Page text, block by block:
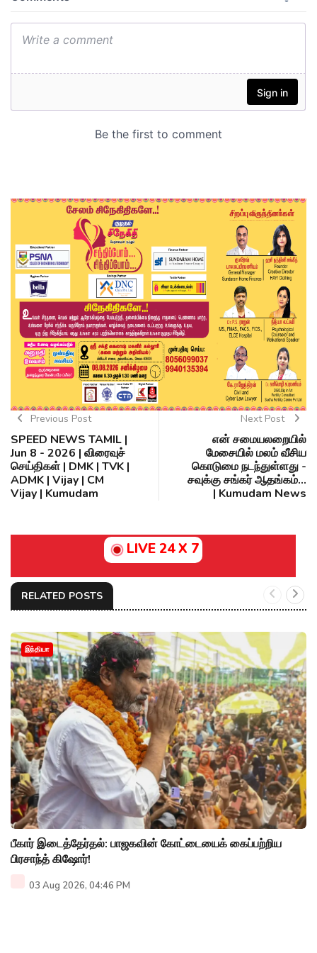
Previous Post
SPEED NEWS TAMIL |
Jun 8 - 2026 | விரைவுச்
செய்திகள் | DMK | TVK |
ADMK | Vijay | CM
Vijay | Kumudam
Next Post
என் சமையலறையில்
மேசையில் மலம் வீசிய
கொடுமை நடந்துள்ளது -
சவுக்கு சங்கர் ஆதங்கம்...
| Kumudam News
LIVE 24 X 7
RELATED POSTS
இந்தியா
பீகார் இடைத்தேர்தல்: பாஜகவின் கோட்டையைக் கைப்பற்றிய
பிரசாந்த் கிஷோர்!
03 Aug 2026, 04:46 PM